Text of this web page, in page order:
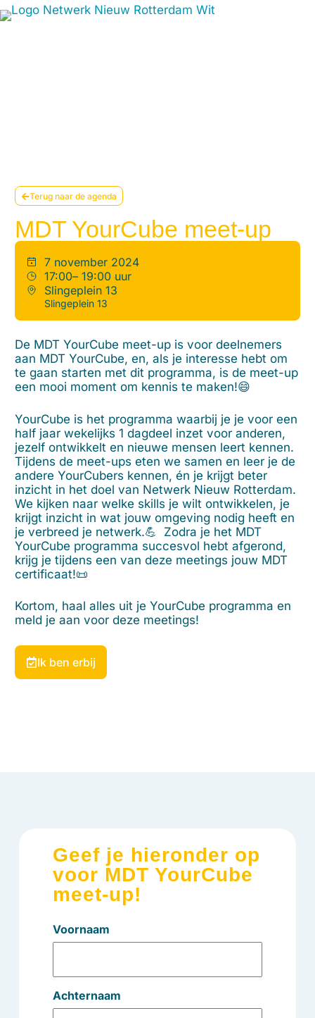
Terug naar de agenda
MDT YourCube meet-up
7 november 2024
17:00– 19:00 uur
Slingeplein 13
Slingeplein 13
De MDT YourCube meet-up is voor deelnemers
aan MDT YourCube, en, als je interesse hebt om
te gaan starten met dit programma, is de meet-up
een mooi moment om kennis te maken!😄
YourCube is het programma waarbij je je voor een
half jaar wekelijks 1 dagdeel inzet voor anderen,
jezelf ontwikkelt en nieuwe mensen leert kennen.
Tijdens de meet-ups eten we samen en leer je de
andere YourCubers kennen, én je krijgt beter
inzicht in het doel van Netwerk Nieuw Rotterdam.
We kijken naar welke skills je wilt ontwikkelen, je
krijgt inzicht in wat jouw omgeving nodig heeft en
je verbreed je netwerk.💪 Zodra je het MDT
YourCube programma succesvol hebt afgerond,
krijg je tijdens een van deze meetings jouw MDT
certificaat!📜
Kortom, haal alles uit je YourCube programma en
meld je aan voor deze meetings!
Ik ben erbij
Geef je hieronder op
voor MDT YourCube
meet-up!
Voornaam
Achternaam